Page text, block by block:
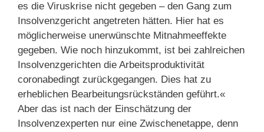
es die Viruskrise nicht gegeben – den Gang zum
Insolvenzgericht angetreten hätten. Hier hat es
möglicherweise unerwünschte Mitnahmeeffekte
gegeben. Wie noch hinzukommt, ist bei zahlreichen
Insolvenzgerichten die Arbeitsproduktivität
coronabedingt zurückgegangen. Dies hat zu
erheblichen Bearbeitungsrückständen geführt.«
Aber das ist nach der Einschätzung der
Insolvenzexperten nur eine Zwischenetappe, denn